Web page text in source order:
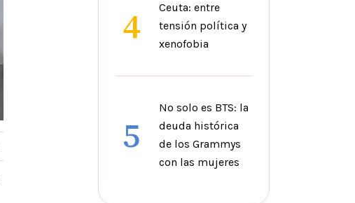
4
Ceuta: entre
tensión política y
xenofobia
5
No solo es BTS: la
deuda histórica
de los Grammys
con las mujeres